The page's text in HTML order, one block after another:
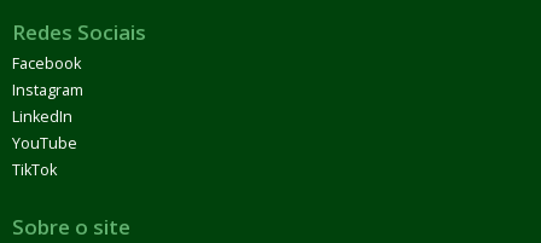
Redes Sociais
Facebook
Instagram
LinkedIn
YouTube
TikTok
Sobre o site